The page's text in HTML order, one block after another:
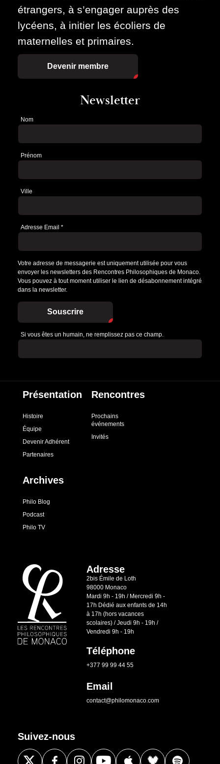
étrangers, à s’engager auprès des
lycéens, à initier les écoliers de
maternelles et primaires.
Devenir membre
Newsletter
Newsletter
Nom
Prénom
Ville
Adresse Email *
Votre adresse de messagerie est uniquement utilisée pour vous
envoyer les newsletters des Rencontres Philosophiques de Monaco.
Vous pouvez à tout moment utiliser le lien de désabonnement intégré
dans la newsletter.
Souscrire
Si vous êtes un humain, ne remplissez pas ce champ.
Présentation
Histoire
Équipe
Devenir Adhérent
Partenaires
Rencontres
Prochains
événements
Invités
Archives
Philo Blog
Podcast
Philo TV
Adresse
2bis Émile de Loth
98000 Monaco
Mardi 9h - 19h / Mercredi 9h -
17h Dédié aux enfants de 14h
à 17h (hors vacances
scolaires) / Jeudi 9h - 19h /
Vendredi 9h - 19h
Téléphone
+377 99 99 44 55
Email
contact@philomonaco.com
Suivez-nous